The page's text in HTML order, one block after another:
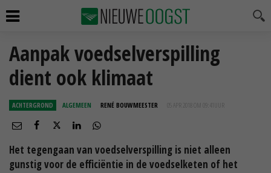
Aanpak voedselverspilling
dient ook klimaat
ACHTERGROND ALGEMEEN RENÉ BOUWMEESTER 05 APR 2018 OM 09:41
Het tegengaan van voedselverspilling is niet alleen
gunstig voor de efficiëntie in de voedselketen of het